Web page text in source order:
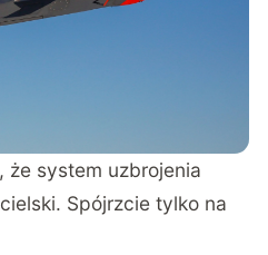
że system uzbrojenia
Spójrzcie tylko na